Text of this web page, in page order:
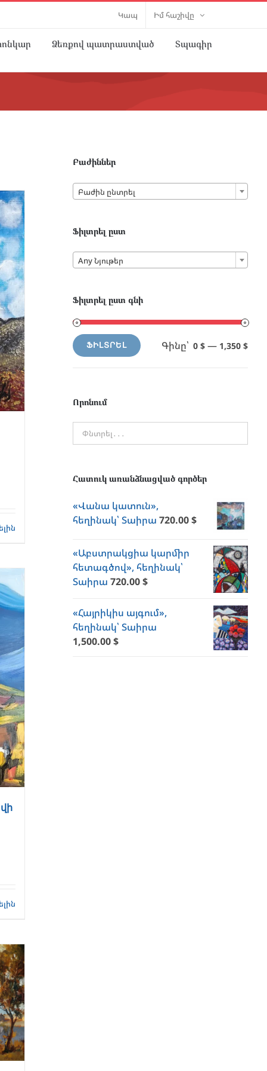
Կապ Իմ հաշիվը
Ձեռքով պատրաստված Տպագիր
Բաժիններ
Բաժին ընտրել
Ֆիլտրել ըստ
Any Նյութեր
Ֆիլտրել ըստ գնի
Min
MaxՖԻԼՏՐԵԼ Գինը՝ 0 $ — 1,350 $
Որոնում
Հատուկ առանձնացված գործեր
«Վանա կատուն»,
հեղինակ՝ Տաիրա 720.00$
«Աբստրակցիա կարմիր
հետագծով», հեղինակ՝
Տաիրա 720.00$
«Հայրիկիս այգում»,
հեղինակ՝ Տաիրա
1,500.00$